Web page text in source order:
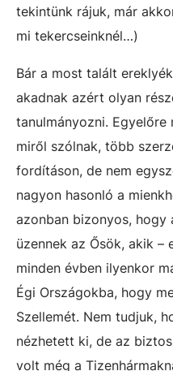
tekintünk rájuk, már
mi tekercseinknél…)
Bár a most talált
akadnak azért olyan
tanulmányozni.
miről szólnak, több
fordításon, de nem
nagyon hasonló a
azonban bizonyos,
üzennek az Ősök, akik –
minden évben ilyenkor
Égi Országokba, hogy
Szellemét. Nem tudjuk,
nézhetett ki, de az
volt még a